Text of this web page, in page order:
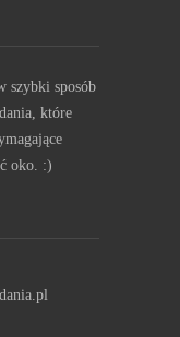
szybki sposób
które
oko. :)